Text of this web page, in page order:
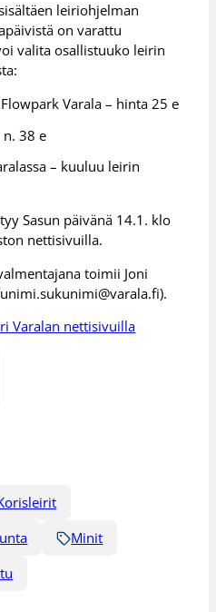
leiriohjelman
on varattu
valita osallistuuko leirin
Varala – hinta 25 e
38 e
– kuuluu leirin
Sasun päivänä 14.1. klo
nettisivuilla.
toimii Joni
Varalan nettisivuilla
Minit